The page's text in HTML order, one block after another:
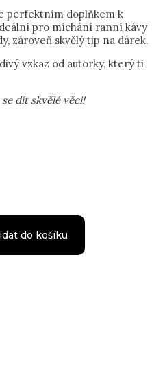
perfektním doplňkem k
pro míchání ranní kávy
zároveň skvělý tip na dárek.
vzkaz od autorky, který ti
dít skvělé věci!
do košíku